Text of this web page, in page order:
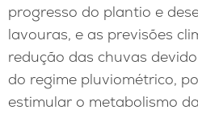
progresso do plantio e
lavouras, e as previsões
redução das chuvas
do regime pluviométrico,
estimular o metabolismo